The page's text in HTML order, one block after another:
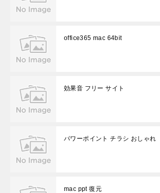
office365 mac 64bit
効果音 フリー サイト
パワーポイント チラシ おしゃれ
mac ppt 復元